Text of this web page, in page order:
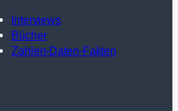
Interviews
Bücher
Zahlen-Daten-Fakten